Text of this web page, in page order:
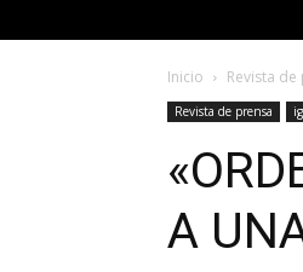
Inicio Revista de
Revista de prensa
A